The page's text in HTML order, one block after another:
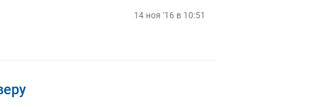
14 ноя '16 в 10:51